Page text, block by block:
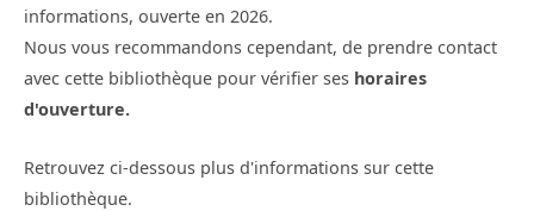
informations, ouverte en 2026.
Nous vous recommandons cependant, de prendre contact
avec cette bibliothèque pour vérifier ses horaires
d'ouverture.
Retrouvez ci-dessous plus d'informations sur cette
bibliothèque.